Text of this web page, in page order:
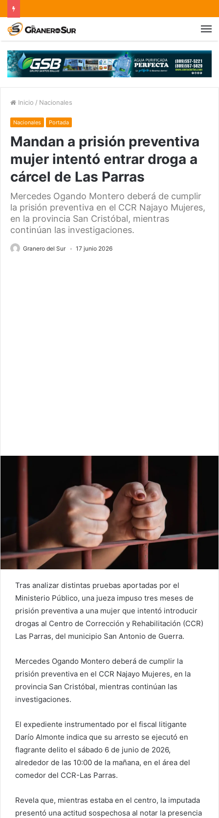
Inicio / Nacionales
Nacionales Portada
Mandan a prisión preventiva
mujer intentó entrar droga a
cárcel de Las Parras
Mercedes Ogando Montero deberá de cumplir
la prisión preventiva en el CCR Najayo Mujeres,
en la provincia San Cristóbal, mientras
continúan las investigaciones.
Granero del Sur 17 junio 2026
Tras analizar distintas pruebas aportadas por el
Ministerio Público, una jueza impuso tres meses de
prisión preventiva a una mujer que intentó introducir
drogas al Centro de Corrección y Rehabilitación (CCR)
Las Parras, del municipio San Antonio de Guerra.
Mercedes Ogando Montero deberá de cumplir la
prisión preventiva en el CCR Najayo Mujeres, en la
provincia San Cristóbal, mientras continúan las
investigaciones.
El expediente instrumentado por el fiscal litigante
Darío Almonte indica que su arresto se ejecutó en
flagrante delito el sábado 6 de junio de 2026,
alrededor de las 10:00 de la mañana, en el área del
comedor del CCR-Las Parras.
Revela que, mientras estaba en el centro, la imputada
presentó una actitud sospechosa al notar la presencia